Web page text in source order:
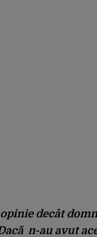
decât
n-au avut